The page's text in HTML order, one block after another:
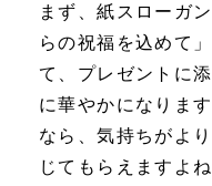
まず、紙スローガ
らの祝福を込めて
て、プレゼントに
に華やかになりま
なら、気持ちがよ
じてもらえますよ